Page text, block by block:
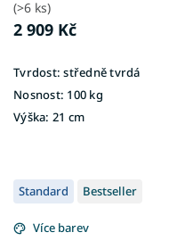
(>6 ks)
2 909 Kč
Tvrdost: středně tvrdá
Nosnost: 100 kg
Výška: 21 cm
Standard Bestseller
Více barev